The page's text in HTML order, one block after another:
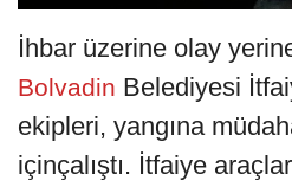
İhbar üzerine olay
Bolvadin Belediyesi
ekipleri, yangına
içinçalıştı. İtfaiye